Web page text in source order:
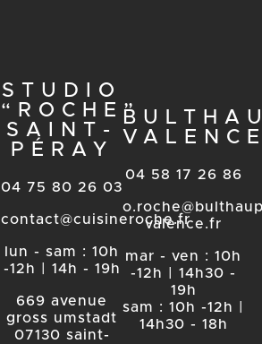
STUDIO
“ROCHE”
SAINT-
PÉRAY
04 75 80 26 03
contact@cuisineroche.fr
lun - sam : 10h
-12h | 14h - 19h
669 avenue
gross umstadt
07130 saint-
04 58 17 26 86
valence.fr
mar - ven : 10h
-12h | 14h30 -
19h
sam : 10h -12h |
14h30 - 18h